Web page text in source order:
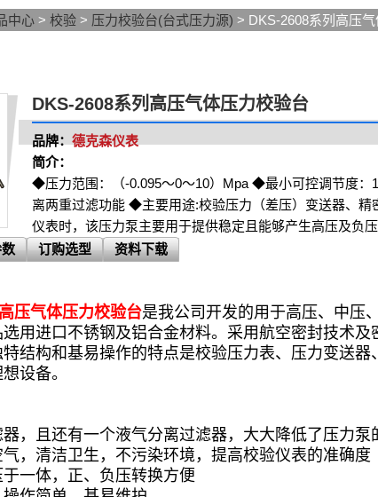
中心 > 校验 > 压力校验台(台式压力源) > DKS-2608系列高压
DKS-2608系列高压气体压力校验台
品牌： 德克森仪表
简介：
◆压力范围：（-0.095～0～10）Mpa ◆最小可控调节度
离两重过滤功能 ◆主要用途:校验压力（差压）变送器、精
仪表时，该压力泵主要用于提供稳定且能够产生高压及负
订购选型 资料下载
压气体压力校验台是我公司开发的用于高压、中压
用进口不锈钢及铝合金材料。采用航空密封技术及
结构和基易操作的特点是校验压力表、压力变送
设备。
，且还有一个液气分离过滤器，大大降低了压力泵
，清洁卫生，不污染环境，提高校验仪表的准确度
一体，正、负压转换方便